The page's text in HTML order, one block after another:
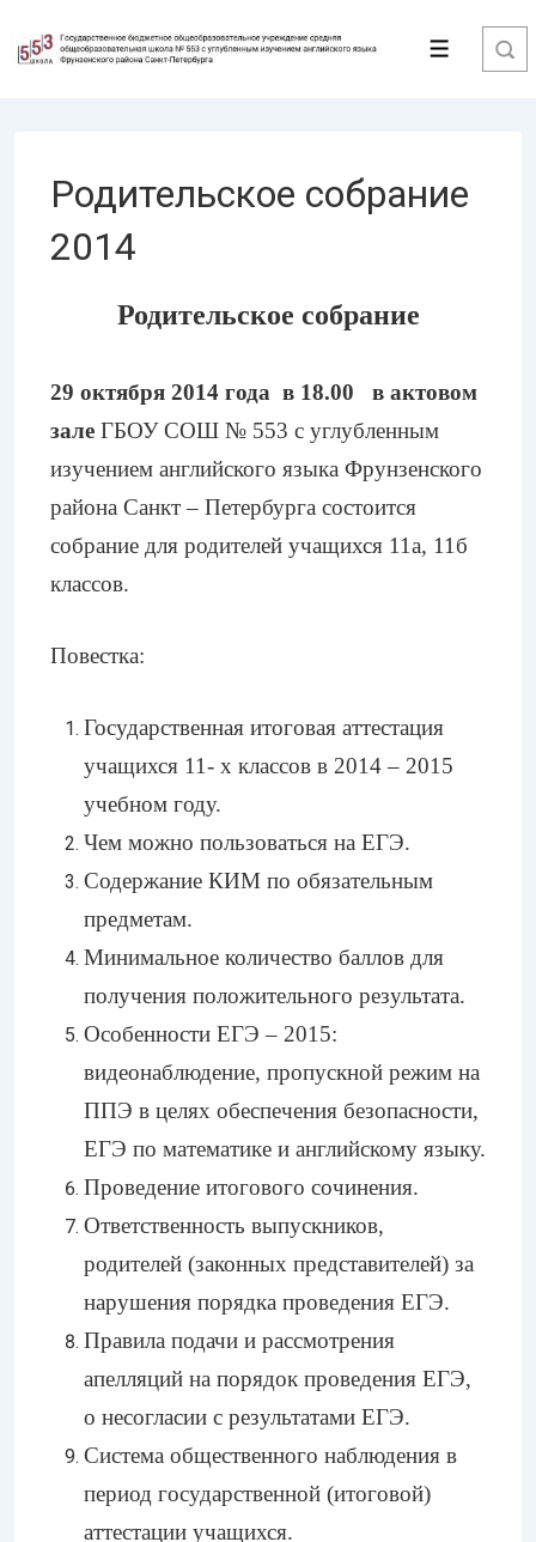
Перейти
Меню
Родительское собрание
2014
Родительское собрание
29 октября 2014 года в 18.00 в актовом
зале ГБОУ СОШ № 553 с углубленным
изучением английского языка Фрунзенского
района Санкт – Петербурга состоится
собрание для родителей учащихся 11а, 11б
классов.
Повестка:
Государственная итоговая аттестация
учащихся 11- х классов в 2014 – 2015
учебном году.
Чем можно пользоваться на ЕГЭ.
Содержание КИМ по обязательным
предметам.
Минимальное количество баллов для
получения положительного результата.
Особенности ЕГЭ – 2015:
видеонаблюдение, пропускной режим на
ППЭ в целях обеспечения безопасности,
ЕГЭ по математике и английскому языку.
Проведение итогового сочинения.
Ответственность выпускников,
родителей (законных представителей) за
нарушения порядка проведения ЕГЭ.
Правила подачи и рассмотрения
апелляций на порядок проведения ЕГЭ,
о несогласии с результатами ЕГЭ.
Система общественного наблюдения в
период государственной (итоговой)
аттестации учащихся.